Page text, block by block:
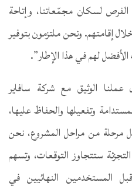
الفرص لسكان مجمّعاتنا، وإتاحة
إقامتهم. ونحن ملتزمون بتوفير
الأفضل لهم في هذا الإطار”.
الوثيق مع شركة سافاير
وتفعيلها والحفاظ عليها،
مرحلة من مراحل المشروع، نحن
ستتجاوز التوقعات، وتسهم
المستخدمين النهائيين في